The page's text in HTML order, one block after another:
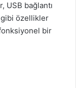
USB bağlantı
gibi özellikler
bir